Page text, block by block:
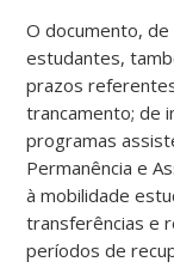
O documento,
estudantes,
prazos
trancamento; de
programas
Permanência e
à mobilidade
transferências e
períodos de